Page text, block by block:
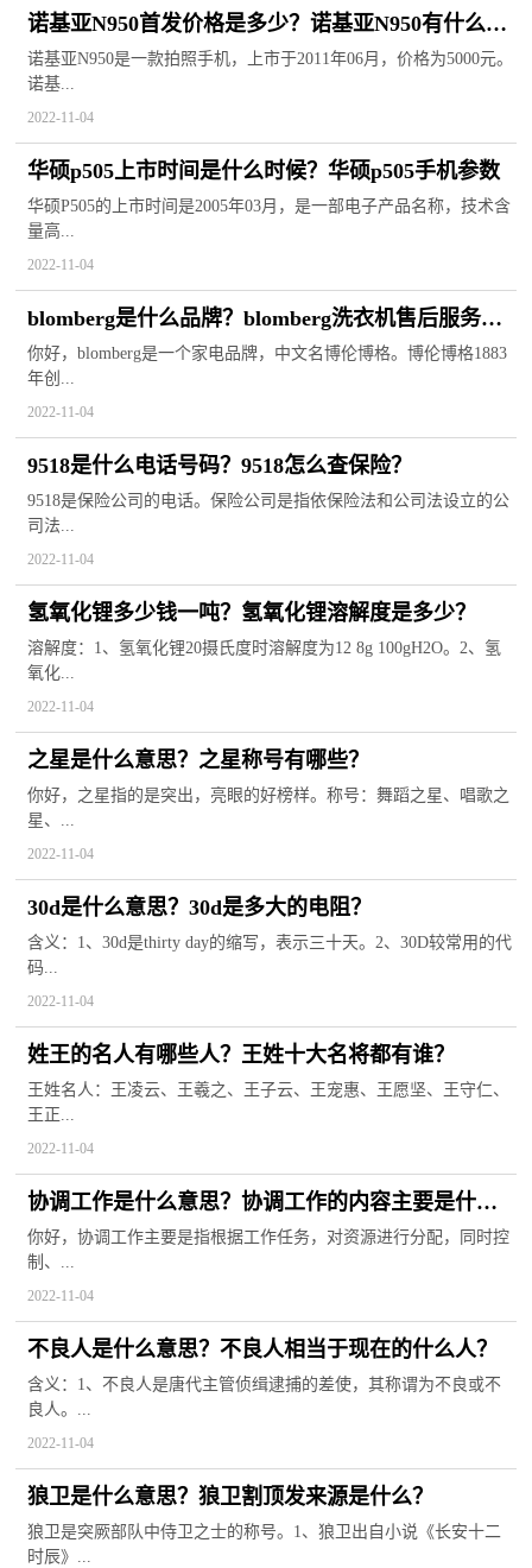
诺基亚N950首发价格是多少？诺基亚N950有什么
用？
诺基亚N950是一款拍照手机，上市于2011年06月，价格为5000元。
诺基...
2022-11-04
华硕p505上市时间是什么时候？华硕p505手机参数
华硕P505的上市时间是2005年03月，是一部电子产品名称，技术含
量高...
2022-11-04
blomberg是什么品牌？blomberg洗衣机售后服务电
话
你好，blomberg是一个家电品牌，中文名博伦博格。博伦博格1883
年创...
2022-11-04
9518是什么电话号码？9518怎么查保险？
9518是保险公司的电话。保险公司是指依保险法和公司法设立的公
司法...
2022-11-04
氢氧化锂多少钱一吨？氢氧化锂溶解度是多少？
溶解度：1、氢氧化锂20摄氏度时溶解度为12 8g 100gH2O。2、氢
氧化...
2022-11-04
之星是什么意思？之星称号有哪些？
你好，之星指的是突出，亮眼的好榜样。称号：舞蹈之星、唱歌之
星、...
2022-11-04
30d是什么意思？30d是多大的电阻？
含义：1、30d是thirty day的缩写，表示三十天。2、30D较常用的代
码...
2022-11-04
姓王的名人有哪些人？王姓十大名将都有谁？
王姓名人：王凌云、王羲之、王子云、王宠惠、王愿坚、王守仁、
王正...
2022-11-04
协调工作是什么意思？协调工作的内容主要是什
么？
你好，协调工作主要是指根据工作任务，对资源进行分配，同时控
制、...
2022-11-04
不良人是什么意思？不良人相当于现在的什么人？
含义：1、不良人是唐代主管侦缉逮捕的差使，其称谓为不良或不
良人。...
2022-11-04
狼卫是什么意思？狼卫割顶发来源是什么？
狼卫是突厥部队中侍卫之士的称号。1、狼卫出自小说《长安十二
时辰》...